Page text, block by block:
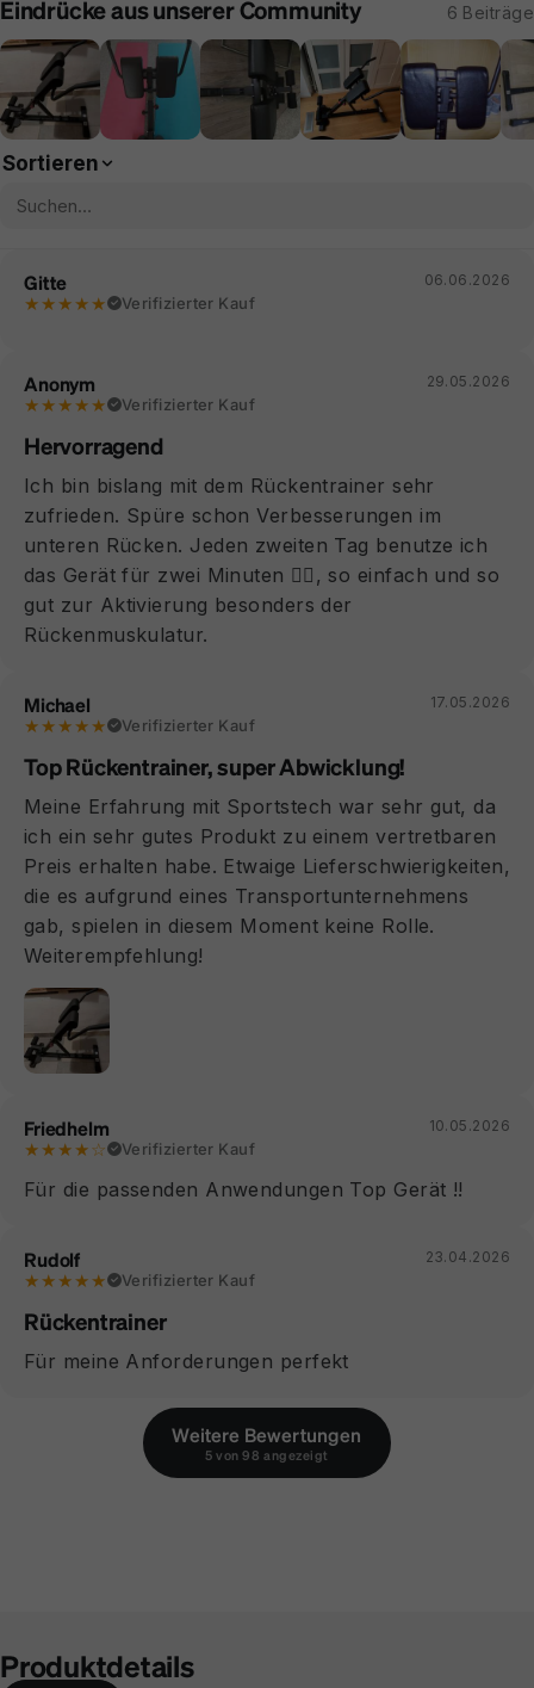
Eindrücke aus unserer Community 6 Beiträge
Sortieren
Gitte
★★★★★ Verifizierter Kauf
06.06.2026
Anonym
★★★★★ Verifizierter Kauf
29.05.2026
Hervorragend
Ich bin bislang mit dem Rückentrainer sehr
zufrieden. Spüre schon Verbesserungen im
unteren Rücken. Jeden zweiten Tag benutze ich
das Gerät für zwei Minuten 👍🏻, so einfach und so
gut zur Aktivierung besonders der
Rückenmuskulatur.
Michael
★★★★★ Verifizierter Kauf
17.05.2026
Top Rückentrainer, super Abwicklung!
Meine Erfahrung mit Sportstech war sehr gut, da
ich ein sehr gutes Produkt zu einem vertretbaren
Preis erhalten habe. Etwaige Lieferschwierigkeiten,
die es aufgrund eines Transportunternehmens
gab, spielen in diesem Moment keine Rolle.
Weiterempfehlung!
Friedhelm
★★★★☆ Verifizierter Kauf
10.05.2026
Für die passenden Anwendungen Top Gerät !!
Rudolf
★★★★★ Verifizierter Kauf
23.04.2026
Rückentrainer
Für meine Anforderungen perfekt
Weitere Bewertungen
5 von 98 angezeigt
Produktdetails